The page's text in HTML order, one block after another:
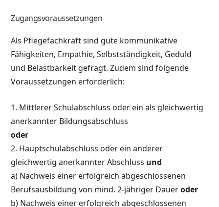
Zugangsvoraussetzungen
Als Pflegefachkraft sind gute kommunikative
Fähigkeiten, Empathie, Selbstständigkeit, Geduld
und Belastbarkeit gefragt. Zudem sind folgende
Voraussetzungen erforderlich:
1. Mittlerer Schulabschluss oder ein als gleichwertig
anerkannter Bildungsabschluss
oder
2. Hauptschulabschluss oder ein anderer
gleichwertig anerkannter Abschluss und
a) Nachweis einer erfolgreich abgeschlossenen
Berufsausbildung von mind. 2-jähriger Daueroder
b) Nachweis einer erfolgreich abgeschlossenen